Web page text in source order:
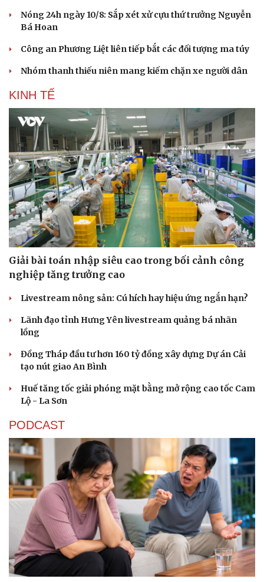
Du lịch
Săn Tour
Podcast
Kể chuyện cho bé
Hạt giống tâm hồn
Nóng 24h ngày 10/8: Sắp xét xử cựu thứ trưởng Nguyễn
Bá Hoan
Công an Phương Liệt liên tiếp bắt các đối tượng ma túy
Nhóm thanh thiếu niên mang kiếm chặn xe người dân
KINH TẾ
Giải bài toán nhập siêu cao trong bối cảnh công
nghiệp tăng trưởng cao
Livestream nông sản: Cú hích hay hiệu ứng ngắn hạn?
Lãnh đạo tỉnh Hưng Yên livestream quảng bá nhãn
lồng
Đồng Tháp đầu tư hơn 160 tỷ đồng xây dựng Dự án Cải
tạo nút giao An Bình
Huế tăng tốc giải phóng mặt bằng mở rộng cao tốc Cam
Lộ - La Sơn
PODCAST